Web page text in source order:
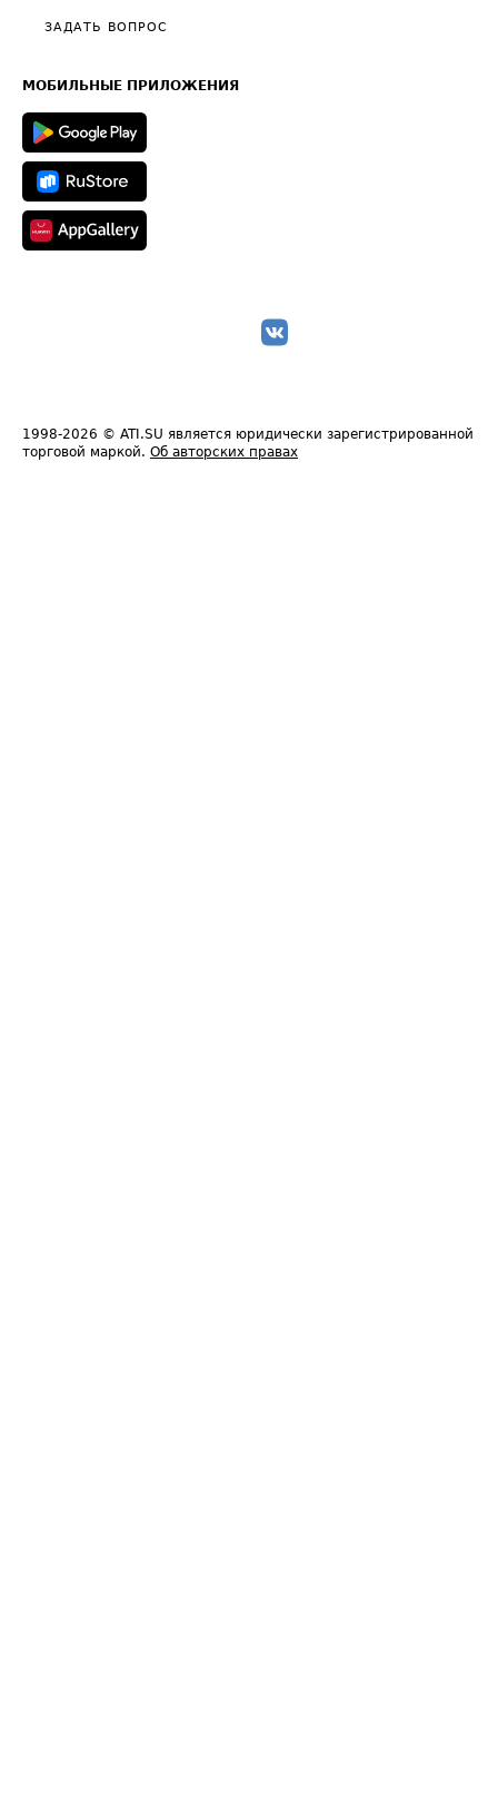
Общие положения
Полезное по перевозкам
Техническая информация
ЗАДАТЬ ВОПРОС
МОБИЛЬНЫЕ ПРИЛОЖЕНИЯ
1998-2026 © ATI.SU является юридически зарегистрированной
торговой маркой. Об авторских правах